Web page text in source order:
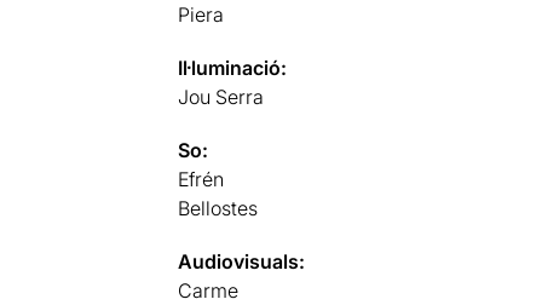
Piera
Il·luminació:
Jou Serra
So:
Efrén
Bellostes
Audiovisuals:
Carme